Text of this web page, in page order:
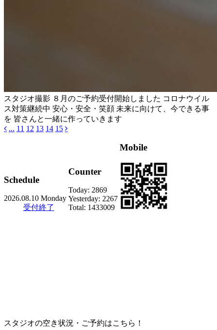
スタジオ撮影 ８月のご予約受付開始しました コロナウイル
ス対策継続中 安心・安全・笑顔 未来に向けて、今できる事
を 皆さんと一緒に作っていきます
... 11 12 13 14 15
Schedule
2026.08.10 Monday
受付終了
Counter
Today: 2869
Yesterday: 2267
Total: 1433009
Mobile
スタジオの空き状況・ご予約はこちら！